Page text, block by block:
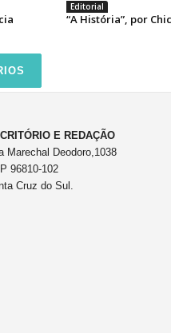
Editorial
“A História”, por
E REDAÇÃO
Marechal Deodoro,1038
96810-102
Cruz do Sul.